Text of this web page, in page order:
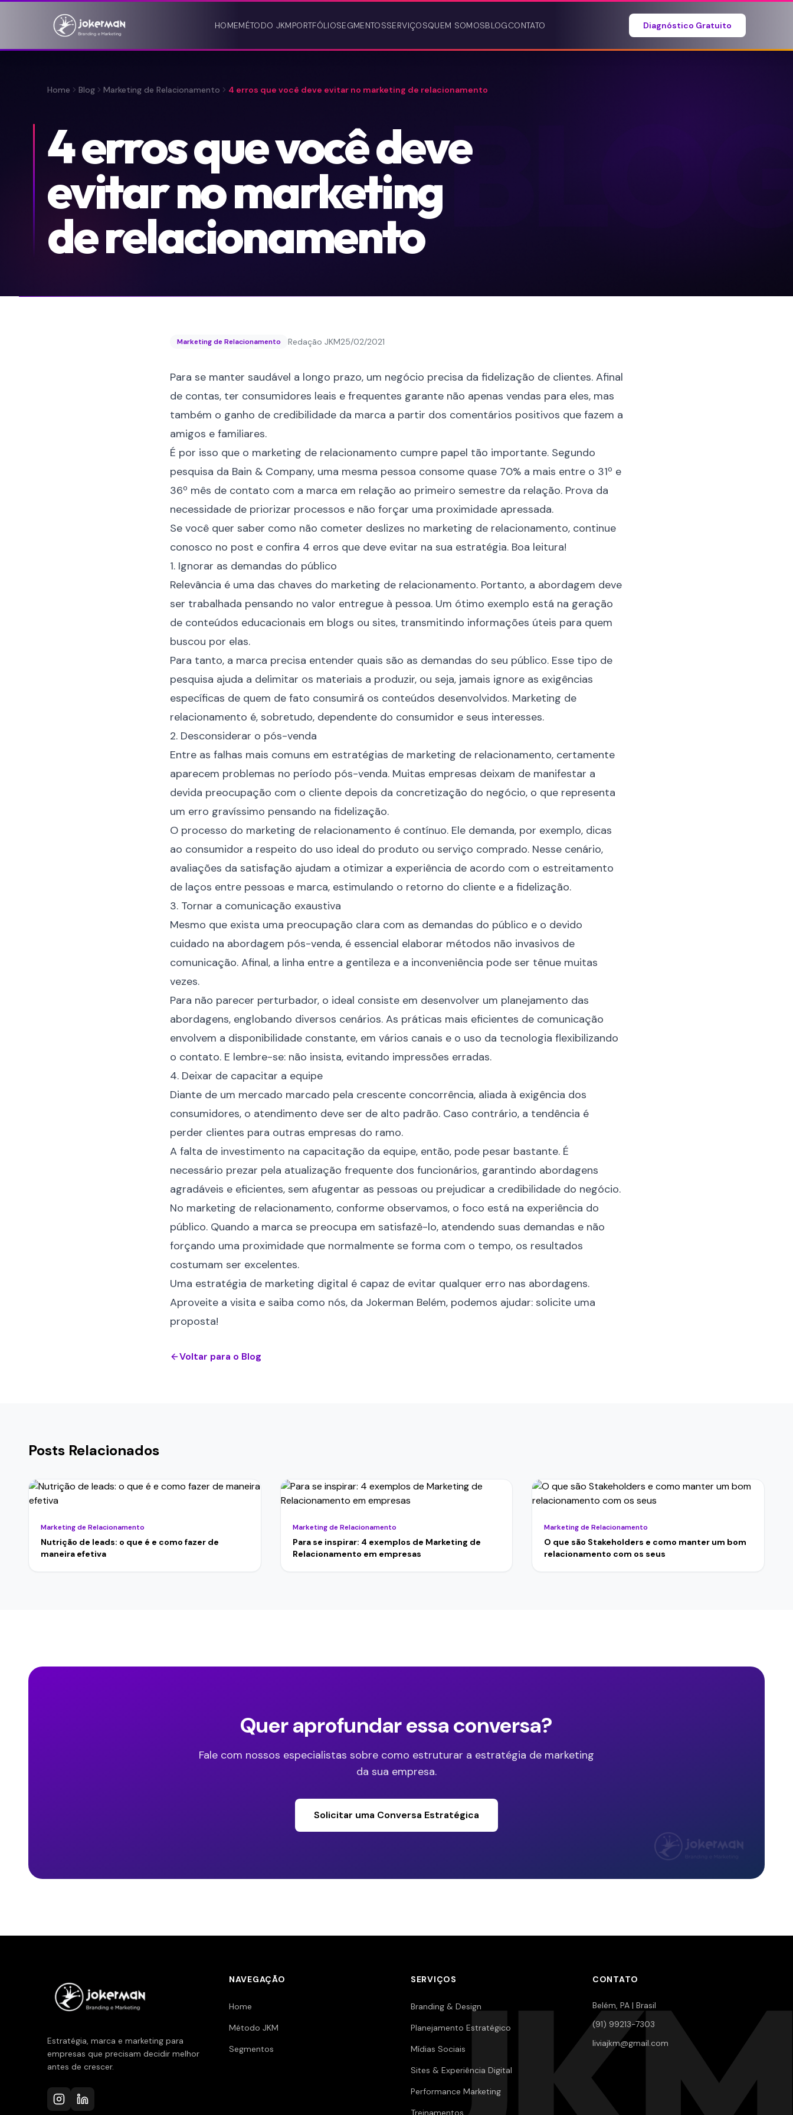
HOMEMÉTODO JKMPORTFÓLIOSEGMENTOSSERVIÇOSQUEM SOMOSBLOGCONTATO Diagnóstico Gratuito
Home Blog Marketing de Relacionamento 4 erros que você deve evitar no marketing de relacionamento
4 erros que você deve
evitar no marketing
de relacionamento
Marketing de Relacionamento Redação JKM25/02/2021
Para se manter saudável a longo prazo, um negócio precisa da fidelização de clientes. Afinal
de contas, ter consumidores leais e frequentes garante não apenas vendas para eles, mas
também o ganho de credibilidade da marca a partir dos comentários positivos que fazem a
amigos e familiares.
É por isso que o marketing de relacionamento cumpre papel tão importante. Segundo
pesquisa da Bain & Company, uma mesma pessoa consome quase 70% a mais entre o 31º e
36º mês de contato com a marca em relação ao primeiro semestre da relação. Prova da
necessidade de priorizar processos e não forçar uma proximidade apressada.
Se você quer saber como não cometer deslizes no marketing de relacionamento, continue
conosco no post e confira 4 erros que deve evitar na sua estratégia. Boa leitura!
1. Ignorar as demandas do público
Relevância é uma das chaves do marketing de relacionamento. Portanto, a abordagem deve
ser trabalhada pensando no valor entregue à pessoa. Um ótimo exemplo está na geração
de conteúdos educacionais em blogs ou sites, transmitindo informações úteis para quem
buscou por elas.
Para tanto, a marca precisa entender quais são as demandas do seu público. Esse tipo de
pesquisa ajuda a delimitar os materiais a produzir, ou seja, jamais ignore as exigências
específicas de quem de fato consumirá os conteúdos desenvolvidos. Marketing de
relacionamento é, sobretudo, dependente do consumidor e seus interesses.
2. Desconsiderar o pós-venda
Entre as falhas mais comuns em estratégias de marketing de relacionamento, certamente
aparecem problemas no período pós-venda. Muitas empresas deixam de manifestar a
devida preocupação com o cliente depois da concretização do negócio, o que representa
um erro gravíssimo pensando na fidelização.
O processo do marketing de relacionamento é contínuo. Ele demanda, por exemplo, dicas
ao consumidor a respeito do uso ideal do produto ou serviço comprado. Nesse cenário,
avaliações da satisfação ajudam a otimizar a experiência de acordo com o estreitamento
de laços entre pessoas e marca, estimulando o retorno do cliente e a fidelização.
3. Tornar a comunicação exaustiva
Mesmo que exista uma preocupação clara com as demandas do público e o devido
cuidado na abordagem pós-venda, é essencial elaborar métodos não invasivos de
comunicação. Afinal, a linha entre a gentileza e a inconveniência pode ser tênue muitas
vezes.
Para não parecer perturbador, o ideal consiste em desenvolver um planejamento das
abordagens, englobando diversos cenários. As práticas mais eficientes de comunicação
envolvem a disponibilidade constante, em vários canais e o uso da tecnologia flexibilizando
o contato. E lembre-se: não insista, evitando impressões erradas.
4. Deixar de capacitar a equipe
Diante de um mercado marcado pela crescente concorrência, aliada à exigência dos
consumidores, o atendimento deve ser de alto padrão. Caso contrário, a tendência é
perder clientes para outras empresas do ramo.
A falta de investimento na capacitação da equipe, então, pode pesar bastante. É
necessário prezar pela atualização frequente dos funcionários, garantindo abordagens
agradáveis e eficientes, sem afugentar as pessoas ou prejudicar a credibilidade do negócio.
No marketing de relacionamento, conforme observamos, o foco está na experiência do
público. Quando a marca se preocupa em satisfazê-lo, atendendo suas demandas e não
forçando uma proximidade que normalmente se forma com o tempo, os resultados
costumam ser excelentes.
Uma estratégia de marketing digital é capaz de evitar qualquer erro nas abordagens.
Aproveite a visita e saiba como nós, da Jokerman Belém, podemos ajudar: solicite uma
proposta!
Voltar para o Blog
Posts Relacionados
Marketing de Relacionamento
Nutrição de leads: o que é e como fazer de
maneira efetiva
Marketing de Relacionamento
Para se inspirar: 4 exemplos de Marketing de
Relacionamento em empresas
Marketing de Relacionamento
O que são Stakeholders e como manter um bom
relacionamento com os seus
Quer aprofundar essa conversa?
Fale com nossos especialistas sobre como estruturar a estratégia de marketing
da sua empresa.
Solicitar uma Conversa Estratégica
Estratégia, marca e marketing para
empresas que precisam decidir melhor
antes de crescer.
NAVEGAÇÃO
Home
Método JKM
Segmentos
SERVIÇOS
Branding & Design
Planejamento Estratégico
Mídias Sociais
Sites & Experiência Digital
Performance Marketing
Treinamentos
CONTATO
Belém, PA | Brasil
(91) 99213-7303
liviajkm@gmail.com